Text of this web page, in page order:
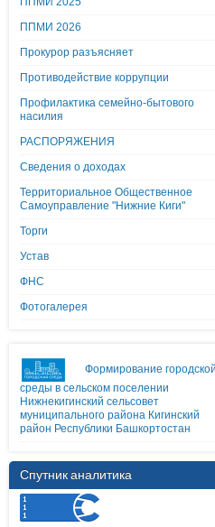
ППМИ 2026
Прокурор разъясняет
Противодействие коррупции
Профилактика семейно-бытового
насилия
РАСПОРЯЖЕНИЯ
Сведения о доходах
Территориальное Общественное
Самоуправление "Нижние Киги"
Торги
Устав
ФНС
Фотогалерея
Формирование городской
среды в сельском поселении
Нижнекигинский сельсовет
муниципального района Кигинский
район Республики Башкортостан
Спутник аналитика